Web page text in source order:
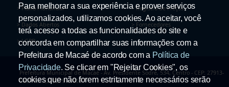
> Plano Plurianual
> Dados Abertos
> LGPD
> Registro de Preços
> Fornecedores
Prefeitura Municipal de Macaé - Av. Presidente Sodré, 534, Centro - CEP: 27913-
080 - Tel.: (22) 2791-9008
Para melhorar a sua experiência e prover serviços
personalizados, utilizamos cookies. Ao aceitar, você
terá acesso a todas as funcionalidades do site e
concorda em compartilhar suas informações com a
Prefeitura de Macaé de acordo com a Política de
Privacidade. Se clicar em "Rejeitar Cookies", os
cookies que não forem estritamente necessários serão